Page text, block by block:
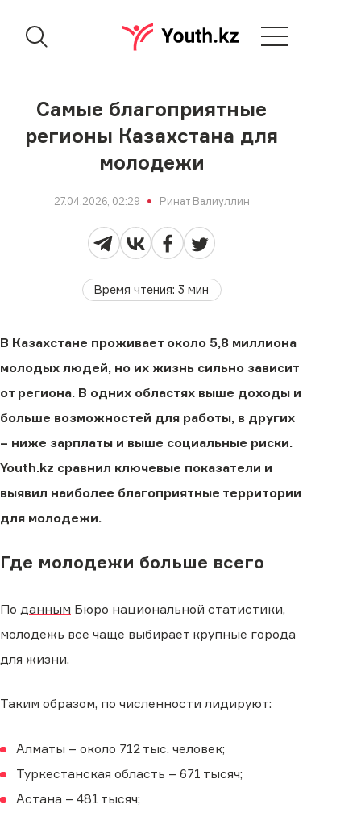
Самые благоприятные
регионы Казахстана для
молодежи
27.04.2026, 02:29 Ринат Валиуллин
Время чтения:3 мин
В Казахстане проживает около 5,8 миллиона
молодых людей, но их жизнь сильно зависит
от региона. В одних областях выше доходы и
больше возможностей для работы, в других
– ниже зарплаты и выше социальные риски.
Youth.kz сравнил ключевые показатели и
выявил наиболее благоприятные территории
для молодежи.
Где молодежи больше всего
По данным Бюро национальной статистики,
молодежь все чаще выбирает крупные города
для жизни.
Таким образом, по численности лидируют:
Алматы – около 712 тыс. человек;
Туркестанская область – 671 тысяч;
Астана – 481 тысяч;